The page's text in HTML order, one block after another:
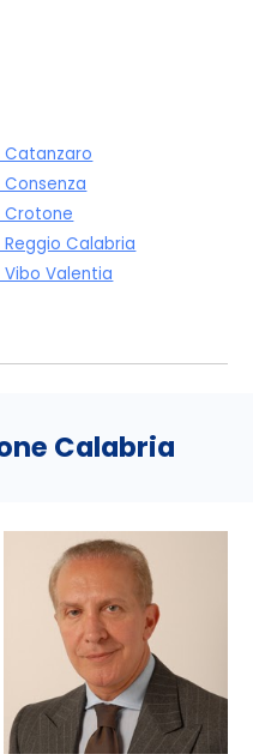
Catanzaro
Crotone
Calabria
Valentia
Calabria